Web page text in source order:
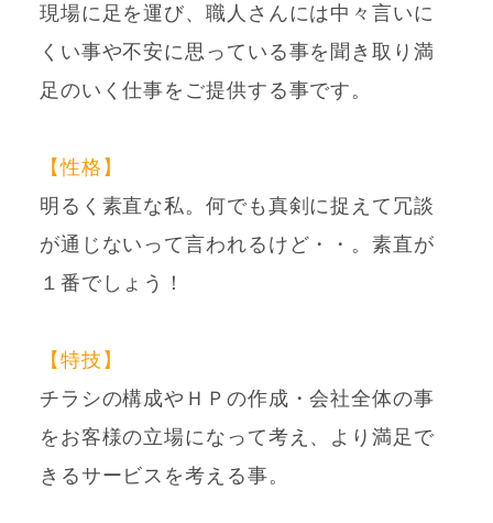
現場に足を運び、職人さんには中々言いに
くい事や不安に思っている事を聞き取り満
足のいく仕事をご提供する事です。
【性格】
明るく素直な私。何でも真剣に捉えて冗談
が通じないって言われるけど・・。素直が
１番でしょう！
【特技】
チラシの構成やＨＰの作成・会社全体の事
をお客様の立場になって考え、より満足で
きるサービスを考える事。